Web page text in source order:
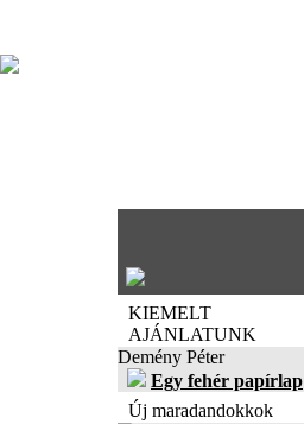
KIEMELT
AJÁNLATUNK
Demény Péter
Egy fehér papírlap
Új maradandokkok